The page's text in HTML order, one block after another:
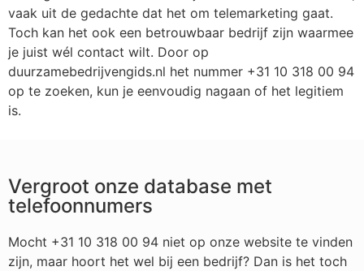
vaak uit de gedachte dat het om telemarketing gaat.
Toch kan het ook een betrouwbaar bedrijf zijn waarmee
je juist wél contact wilt. Door op
duurzamebedrijvengids.nl het nummer +31 10 318 00 94
op te zoeken, kun je eenvoudig nagaan of het legitiem
is.
Vergroot onze database met
telefoonnumers
Mocht +31 10 318 00 94 niet op onze website te vinden
zijn, maar hoort het wel bij een bedrijf? Dan is het toch